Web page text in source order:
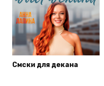
Смски для декана